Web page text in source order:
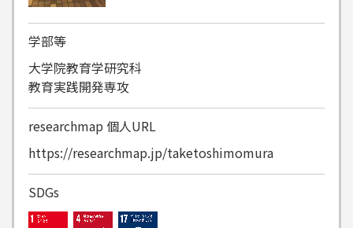
学部等
大学院教育学研究科
教育実践開発専攻
researchmap 個人URL
https://researchmap.jp/taketoshimomura
SDGs